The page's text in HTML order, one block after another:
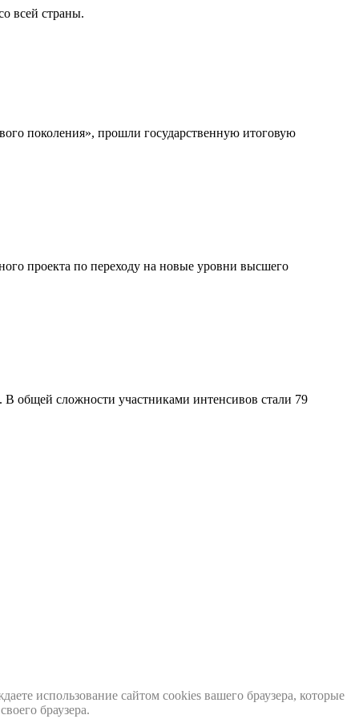
всей страны.
поколения», прошли государственную итоговую
проекта по переходу на новые уровни высшего
В общей сложности участниками интенсивов стали 79
использование сайтом cookies вашего браузера, которые
браузера.